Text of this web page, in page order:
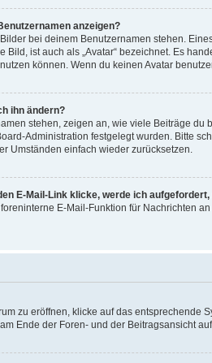
anzeigen?
bei deinem Benutzernamen stehen.
Bild, ist auch als „Avatar“ bezeichnet. Es
können. Wenn du keinen Avatar
ihn ändern?
stehen, zeigen an, wie viele Beiträge
Administration festgelegt wurden. Bitte
Umständen einfach wieder zurücksetzen.
E-Mail-Link klicke, werde ich
E-Mail-Funktion für Nachrichten
zu eröffnen, klicke auf das entsprechende
Ende der Foren- und der Beitragsansicht